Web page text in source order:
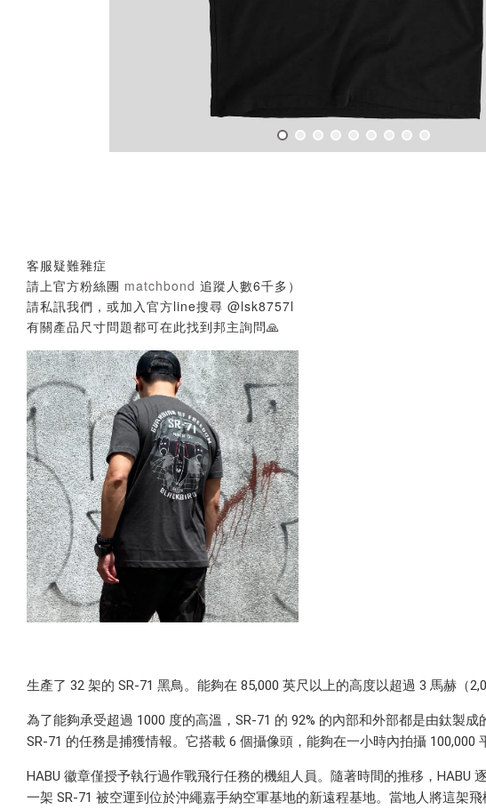
客服疑難雜症
請上官方粉絲團 matchbond 追蹤人數6千多）
請私訊我們，或加入官方line搜尋 @lsk8757l
有關產品尺寸問題都可在此找到邦主詢問🙏
生產了 32 架的 SR-71 黑鳥。能夠在 85,000 英尺以上的高度以超過 3 馬赫（
為了能夠承受超過 1000 度的高溫，SR-71 的 92% 的內部和外部都是由鈦製
SR-71 的任務是捕獲情報。它搭載 6 個攝像頭，能夠在一小時內拍攝
HABU 徽章僅授予執行過作戰飛行任務的機組人員。隨著時間的推移，
一架 SR-71 被空運到位於沖繩嘉手納空軍基地的新遠程基地。當地人將這架